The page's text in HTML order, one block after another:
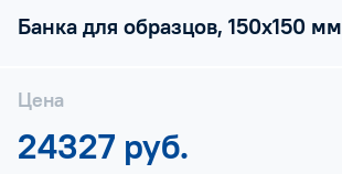
Банка для образцов, 150х150 мм
Цена
24327 руб.